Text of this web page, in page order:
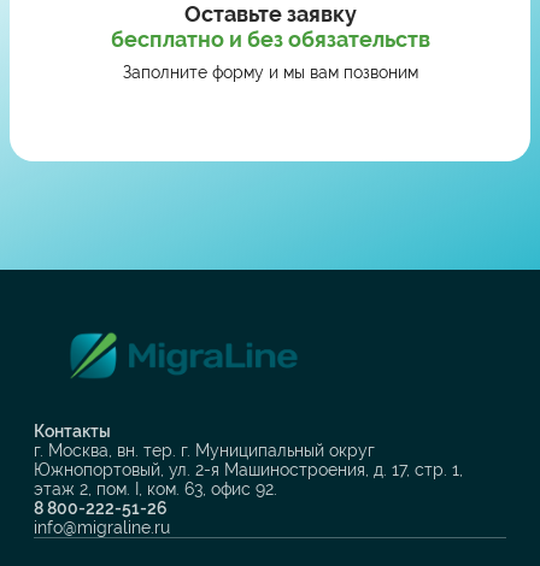
Оставьте заявку
бесплатно и без обязательств
Заполните форму и мы вам позвоним
Контакты
г. Москва, вн. тер. г. Муниципальный округ
Южнопортовый, ул. 2-я Машиностроения, д. 17, стр. 1,
этаж 2, пом. I, ком. 63, офис 92.
8 800-222-51-26
info@migraline.ru